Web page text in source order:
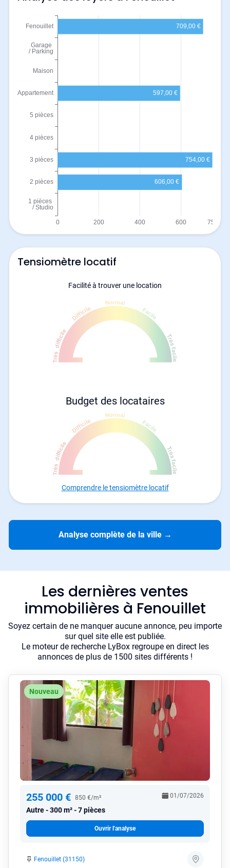
Tensiomètre locatif
Facilité à trouver une location
Budget des locataires
Comprendre le tensiomètre locatif
Analyse complète de la ville →
Les dernières ventes
immobilières à Fenouillet
Soyez certain de ne manquer aucune annonce, peu importe
sur quel site elle est publiée.
Le moteur de recherche LyBox regroupe en direct les
annonces de plus de 1500 sites différents !
Nouveau
255 000 € 850 €/m²
Autre 300 m² - 7 pièces
01/07/2026
Ouvrir l'analyse
Fenouillet (31150)